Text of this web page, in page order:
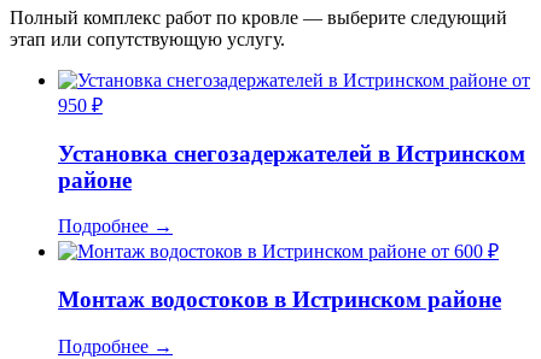
Полный комплекс работ по кровле — выберите следующий
этап или сопутствующую услугу.
от
950 ₽
Установка снегозадержателей в Истринском
районе
Подробнее →
от 600 ₽
Монтаж водостоков в Истринском районе
Подробнее →